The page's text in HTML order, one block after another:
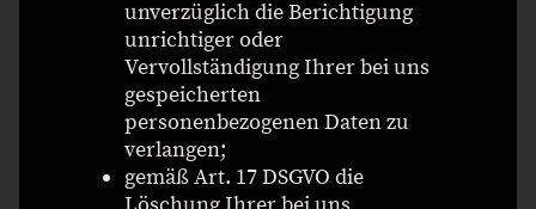
unverzüglich die Berichtigung
unrichtiger oder
Vervollständigung Ihrer bei uns
gespeicherten
personenbezogenen Daten zu
verlangen;
gemäß Art. 17 DSGVO die